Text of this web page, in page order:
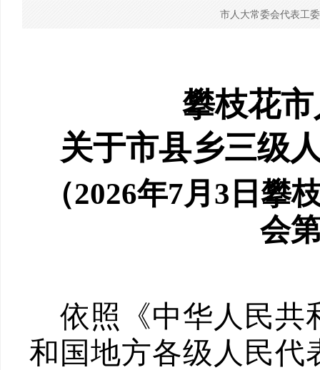
市人大常委会代表工委
攀枝花市
关于市县乡三级
（2026年7月 3 日攀
会
依照《中华人民共
和国地方各级人民代